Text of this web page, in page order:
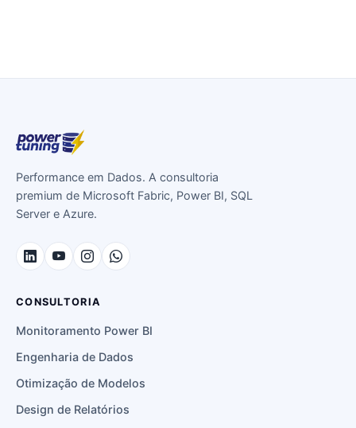
Performance em Dados. A consultoria
premium de Microsoft Fabric, Power BI, SQL
Server e Azure.
CONSULTORIA
Monitoramento Power BI
Engenharia de Dados
Otimização de Modelos
Design de Relatórios